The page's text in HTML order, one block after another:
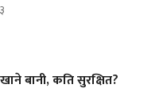
बानी, कति सुरक्षित?